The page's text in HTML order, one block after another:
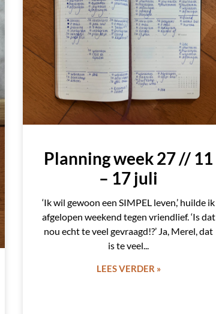
Planning week 27 // 11
– 17 juli
‘Ik wil gewoon een SIMPEL leven,’ huilde ik
afgelopen weekend tegen vriendlief. ‘Is dat
nou echt te veel gevraagd!?’ Ja, Merel, dat
is te veel
LEES VERDER »